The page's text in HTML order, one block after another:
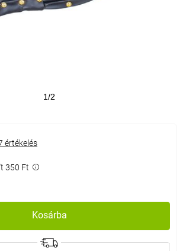
1/2
értékelés
350 Ft
Kosárba